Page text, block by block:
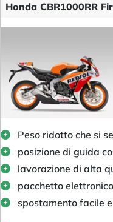
Honda CBR1000RR
Peso ridotto che si
posizione di guida
lavorazione di alta
pacchetto
spostamento facile